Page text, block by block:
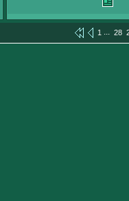
1 ... 28